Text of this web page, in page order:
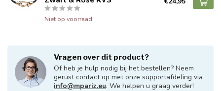
Niet op voorraad
Vragen over dit product?
Of heb je hulp nodig bij het bestellen? Neem
gerust contact op met onze supportafdeling via
info@mpariz.eu. We helpen u graag verder!